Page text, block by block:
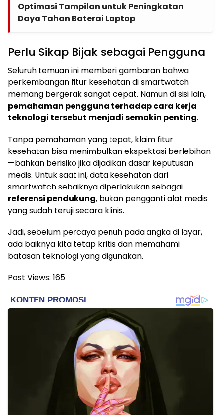
Optimasi Tampilan untuk Peningkatan
Daya Tahan Baterai Laptop
Perlu Sikap Bijak sebagai Pengguna
Seluruh temuan ini memberi gambaran bahwa
perkembangan fitur kesehatan di smartwatch
memang bergerak sangat cepat. Namun di sisi lain,
pemahaman pengguna terhadap cara kerja
teknologi tersebut menjadi semakin penting.
Tanpa pemahaman yang tepat, klaim fitur
kesehatan bisa menimbulkan ekspektasi berlebihan
—bahkan berisiko jika dijadikan dasar keputusan
medis. Untuk saat ini, data kesehatan dari
smartwatch sebaiknya diperlakukan sebagai
referensi pendukung, bukan pengganti alat medis
yang sudah teruji secara klinis.
Jadi, sebelum percaya penuh pada angka di layar,
ada baiknya kita tetap kritis dan memahami
batasan teknologi yang digunakan.
Post Views: 165